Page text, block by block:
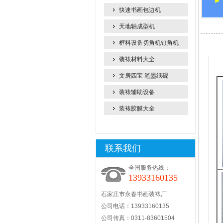
快速书画包边机
天地轴成型机
框料设备切角机钉角机
装裱材料大全
文房四宝 笔墨纸砚
装裱辅助设备
装裱胶膜大全
联系我们
全国服务热线：
13933160135
石家庄市永春书画装裱厂
公司电话：13933160135
公司传真：0311-83601504